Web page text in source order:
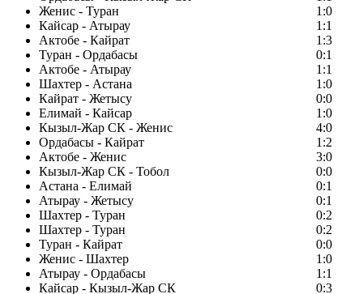
Женис - Туран
1:0
Кайсар - Атырау
1:1
Актобе - Кайрат
1:3
Туран - Ордабасы
0:1
Актобе - Атырау
1:1
Шахтер - Астана
1:0
Кайрат - Жетысу
0:0
Елимай - Кайсар
1:0
Кызыл-Жар СК - Женис
4:0
Ордабасы - Кайрат
1:2
Актобе - Женис
3:0
Кызыл-Жар СК - Тобол
0:0
Астана - Елимай
0:1
Атырау - Жетысу
0:1
Шахтер - Туран
0:2
Шахтер - Туран
0:2
Туран - Кайрат
0:0
Женис - Шахтер
1:0
Атырау - Ордабасы
1:1
Кайсар - Кызыл-Жар СК
0:3